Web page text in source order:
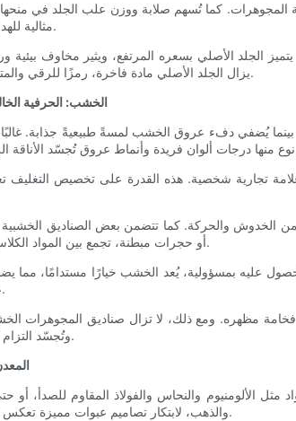
المجوهرات. كما تُسهم صلابة ووزن علب الجلد في
مثالية للهدايا أو عروض البيع بالتجزئة.
الأصلي بسعره المرتفع، ويثير مخاوف بيئية
يزال الجلد الأصلي مادة فاخرة، رمزًا للرقي والمتانة في تغليف المجوهرات.
الخشب: الحرفية
يُضفي دفء عروق الخشب لمسةً طبيعيةً جذابة. غالبًا
تجارية شخصية. هذه القدرة على تخصيص التغليف
الخدوش والحركة. كما تتضمن بعض الصناديق الخشبية
أو حجرات مبطنة، تجمع بين المواد الكلاسيكية والابتكارات العصرية.
عليه بمسؤولية، يُعد الخشب خيارًا مستدامًا، مما
عرض المجوهرات الفاخرة.
مظهره. ومع ذلك، لا تزال صناديق المجوهرات
وتُجسّد التزام الحرفيين بالجودة والتقاليد.
الألومنيوم والنحاس والفولاذ المقاوم للصدأ، أو
والذهب، لابتكار تصاميم عبوات مميزة تعكس الابتكار والحرفية المتميزة.